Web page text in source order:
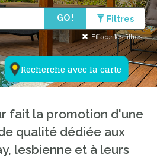
Recherche avec la carte
GO ! Filtres
Effacer les filtres
fait la promotion d'une
qualité dédiée aux
lesbienne et à leurs